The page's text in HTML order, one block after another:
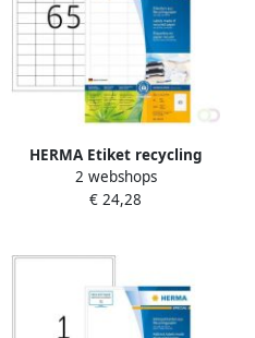
HERMA Etiket recycling
10725 38.1x21.2mm
5200stuks wit
2 webshops
€ 24,28